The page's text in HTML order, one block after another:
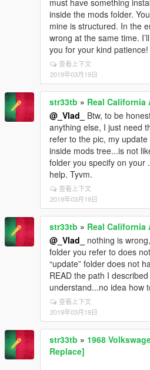
must have something
inside the mods folder.
mine is structured. In the
wrong at the same time.
you for your kind patience!
查看上下文
2019年03月19日
str33tb » Real California
@_Vlad_
Btw, to be
anything else, I just need
refer to the pic, my
inside mods tree...is not
folder you specify on your
help. Tyvm.
查看上下文
2019年03月19日
str33tb » Real California
@_Vlad_
nothing is
folder you refer to does
“update” folder does not
READ the path I
understand...no idea how
查看上下文
2019年03月19日
str33tb » 1968
Replace]